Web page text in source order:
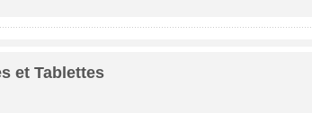
et Tablettes